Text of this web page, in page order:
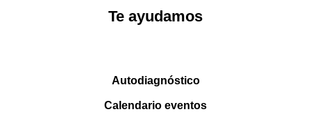
Te ayudamos
Autodiagnóstico
Calendario eventos